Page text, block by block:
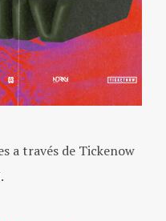
a través de Tickenow